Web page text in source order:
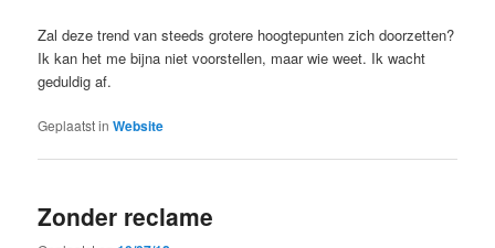
Zal deze trend van steeds grotere hoogtepunten zich doorzetten?
Ik kan het me bijna niet voorstellen, maar wie weet. Ik wacht
geduldig af.
Geplaatst in Website
Zonder reclame